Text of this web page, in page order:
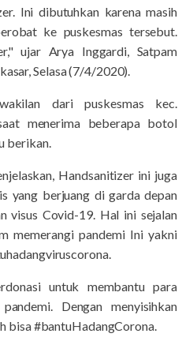
Ini dibutuhkan karena masih
ke puskesmas tersebut.
ujar Arya Inggardi, Satpam
Selasa (7/4/2020).
dari puskesmas kec.
menerima beberapa botol
berikan.
Handsanitizer ini juga
yang berjuang di garda depan
visus Covid-19. Hal ini sejalan
memerangi pandemi Ini yakni
untuk membantu para
Dengan menyisihkan
bisa #bantuHadangCorona.